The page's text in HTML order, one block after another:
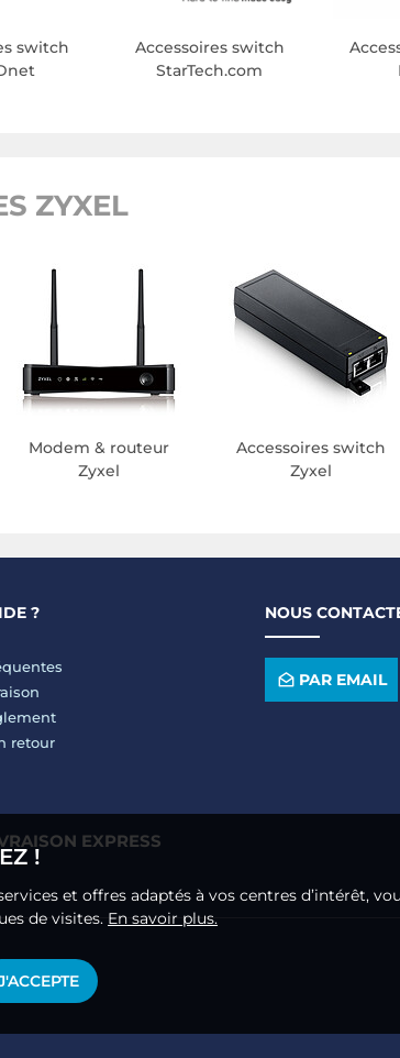
switch
Accessoires switch
StarTech.com
ZYXEL
Modem & routeur
Zyxel
Accessoires switch
Zyxel
?
retour
NOUS
PAR EMAIL
EXPRESS
!
et offres adaptés à vos centres d’intérêt,
de visites. En savoir plus.